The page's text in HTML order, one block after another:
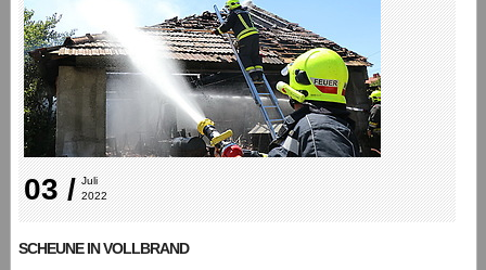
03 / Juli
2022
SCHEUNE IN VOLLBRAND